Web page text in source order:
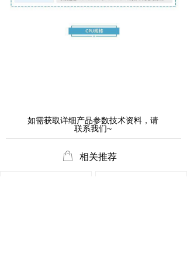
ꂆ 相关推荐
如需获取详细产品参数技术资料，请
联系我们~